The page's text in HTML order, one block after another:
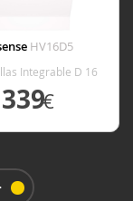
HV16D5
Integrable D 16
Cubiertos
339
€